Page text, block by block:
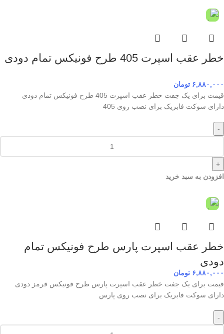
خطر عقب اسپرت 405 طرح فونیکس تمام دودی
۶,۸۸۰,۰۰۰ تومان
قیمت برای یک جفت خطر عقب اسپرت 405 طرح فونیکس تمام دودی
دارای سوکت فابریک برای نصب روی 405
-
+
افزودن به سبد خرید
خطر عقب اسپرت پارس طرح فونیکس تمام
دودی
۶,۸۸۰,۰۰۰ تومان
قیمت برای یک جفت خطر عقب اسپرت پارس طرح فونیکس قرمز دودی
دارای سوکت فابریک برای نصب روی پارس
-